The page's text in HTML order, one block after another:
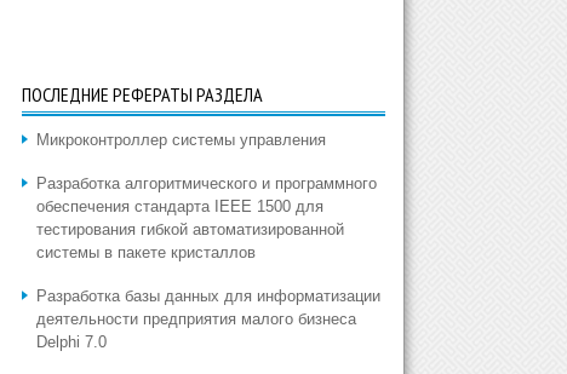
ПОСЛЕДНИЕ РЕФЕРАТЫ РАЗДЕЛА
Микроконтроллер системы управления
Разработка алгоритмического и программного
обеспечения стандарта IEEE 1500 для
тестирования гибкой автоматизированной
системы в пакете кристаллов
Разработка базы данных для информатизации
деятельности предприятия малого бизнеса
Delphi 7.0